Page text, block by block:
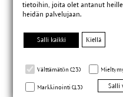
tietoihin, joita olet antanut
heidän palvelujaan.
Salli kaikki Kiellä
Välttämätön (23)
Markkinointi (13) Salli
luonnonkosmetiikkaa